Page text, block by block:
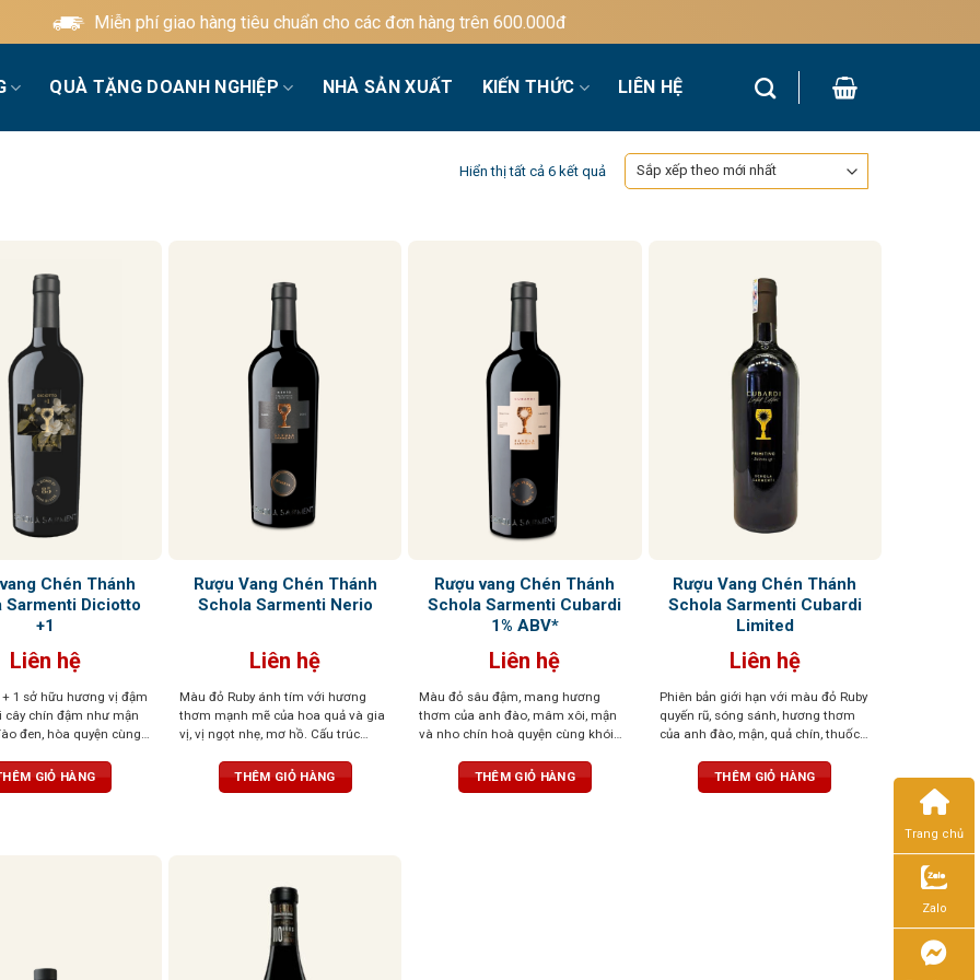
Miễn phí giao hàng tiêu chuẩn cho các đơn hàng trên 600.000đ
QUÀ TẶNG DOANH NGHIỆP NHÀ SẢN XUẤT KIẾN THỨC LIÊN HỆ
Hiển thị tất cả 6 kết quảĐã
sắp
Chén Thánh
Sarmenti Diciotto
+1
Liên hệ
+ 1 sở hữu hương vị đậm
cây chín đậm như mận
đen, hòa quyện cùng
mẽ, tròn đầy, tannin
hậu vị kéo dài ấm áp,
GIỎ HÀNG
Rượu Vang Chén Thánh
Schola Sarmenti Nerio
Liên hệ
Màu đỏ Ruby ánh tím với hương
thơm mạnh mẽ của hoa quả và gia
vị, vị ngọt nhẹ, mơ hồ. Cấu trúc
THÊM GIỎ HÀNG
Rượu vang Chén Thánh
Schola Sarmenti Cubardi
1% ABV*
Liên hệ
Màu đỏ sâu đậm, mang hương
thơm của anh đào, mâm xôi, mận
và nho chín hoà quyện cùng khói
THÊM GIỎ HÀNG
Rượu Vang Chén Thánh
Schola Sarmenti Cubardi
Limited
Liên hệ
Phiên bản giới hạn với màu đỏ Ruby
quyến rũ, sóng sánh, hương thơm
của anh đào, mận, quả chín, thuốc
gỗ sồi, đất, hạnh nhân và đinh
hương. Dư vị sâu lắng, ấn tượng
THÊM GIỎ HÀNG
Trang chủ
Zalo